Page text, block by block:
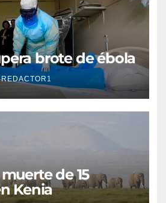
brote de ébola
REDACTOR1
de 15
Kenia